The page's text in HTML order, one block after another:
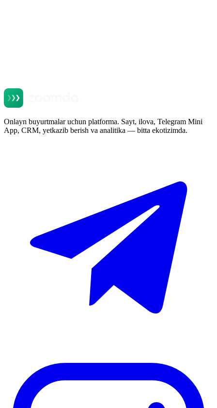
Onlayn buyurtmalar uchun platforma. Sayt, ilova, Telegram Mini
App, CRM, yetkazib berish va analitika — bitta ekotizimda.